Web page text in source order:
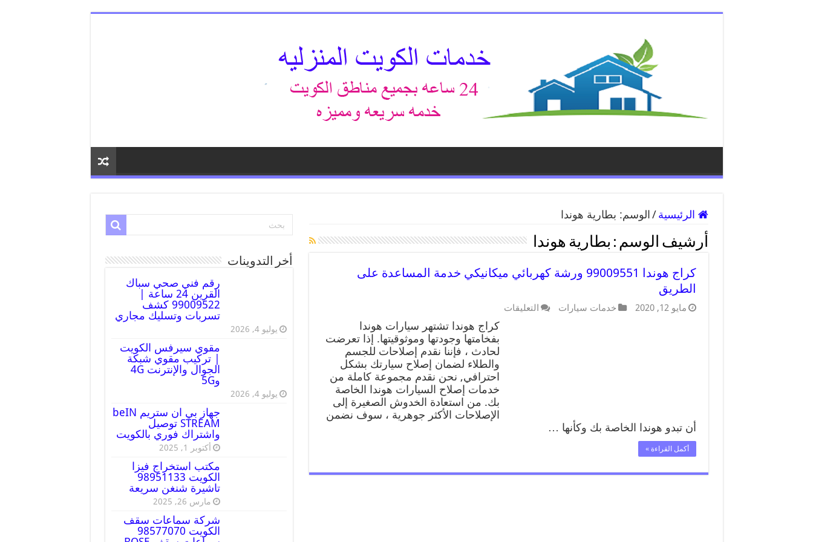
الرئيسية / الوسم: بطارية هوندا
أرشيف الوسم : بطارية هوندا
كراج هوندا 99009551 ورشة كهربائي ميكانيكي خدمة المساعدة على
الطريق
مايو 12, 2020 خدمات سيارات التعليقات
كراج هوندا تشتهر سيارات هوندا
بفخامتها وجودتها وموثوقيتها. إذا تعرضت
لحادث ، فإننا نقدم إصلاحات للجسم
والطلاء لضمان إصلاح سيارتك بشكل
احترافي, نحن نقدم مجموعة كاملة من
خدمات إصلاح السيارات هوندا الخاصة
بك. من استعادة الخدوش الصغيرة إلى
الإصلاحات الأكثر جوهرية ، سوف نضمن
أن تبدو هوندا الخاصة بك وكأنها …
أكمل القراءة »
أخر التدوينات
رقم فني صحي سباك
القرين 24 ساعة |
99009522 كشف
تسربات وتسليك مجاري
يوليو 4, 2026
مقوي سيرفس الكويت
| تركيب مقوي شبكة
الجوال والإنترنت 4G
و5G
يوليو 4, 2026
جهاز بي ان ستريم beIN
STREAM توصيل
واشتراك فوري بالكويت
أكتوبر 1, 2025
مكتب استخراج فيزا
الكويت 98951133
تاشيرة شنغن سريعة
مارس 26, 2025
شركة سماعات سقف
الكويت 98577070